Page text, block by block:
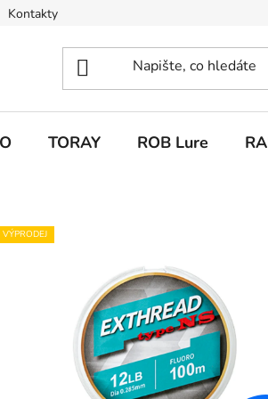
Kontakty
TORAY ROB Lure
VÝPRODEJ